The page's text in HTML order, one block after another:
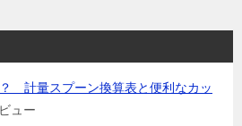
計量スプーン換算表と便利なカッ
ュー